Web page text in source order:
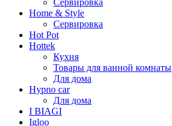
Сервировка
Home & Style
Сервировка
Hot Pot
Hottek
Кухня
Товары для ванной комнаты
Для дома
Hypno car
Для дома
I BIAGI
Igloo